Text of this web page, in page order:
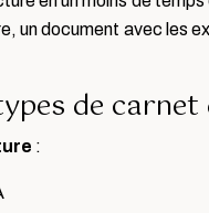
un document avec
de
: